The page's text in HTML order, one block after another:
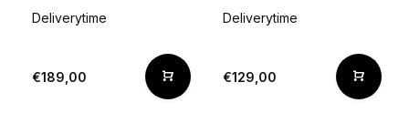
Deliverytime
€189,00
Deliverytime
€129,00